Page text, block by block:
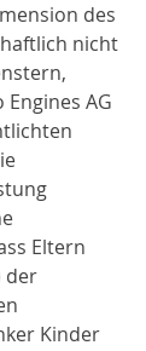
des
nicht
AG
Eltern
der
Kinder